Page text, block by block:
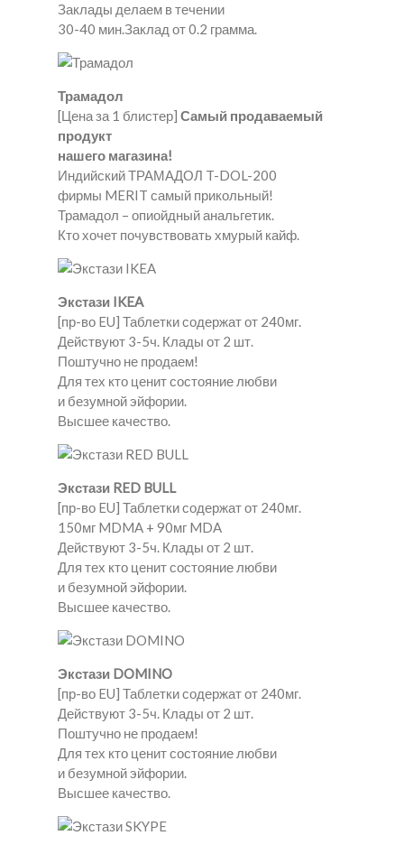
Заклады делаем в течении
30-40 мин.Заклад от 0.2 грамма.
Трамадол
[Цена за 1 блистер] Самый продаваемый
продукт
нашего магазина!
Индийский ТРАМАДОЛ T-DOL-200
фирмы MERIT самый прикольный!
Трамадол – опиойдный анальгетик.
Кто хочет почувствовать хмурый кайф.
Экстази IKEA
[пр-во EU] Таблетки содержат от 240мг.
Действуют 3-5ч. Клады от 2 шт.
Поштучно не продаем!
Для тех кто ценит состояние любви
и безумной эйфории.
Высшее качество.
Экстази RED BULL
[пр-во EU] Таблетки содержат от 240мг.
150мг MDMA + 90мг MDA
Действуют 3-5ч. Клады от 2 шт.
Для тех кто ценит состояние любви
и безумной эйфории.
Высшее качество.
Экстази DOMINO
[пр-во EU] Таблетки содержат от 240мг.
Действуют 3-5ч. Клады от 2 шт.
Поштучно не продаем!
Для тех кто ценит состояние любви
и безумной эйфории.
Высшее качество.